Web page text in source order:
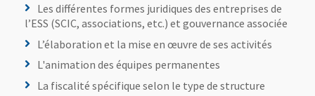
Les différentes formes juridiques des entreprises de
l’ESS (SCIC, associations, etc.) et gouvernance associée
L’élaboration et la mise en œuvre de ses activités
L'animation des équipes permanentes
La fiscalité spécifique selon le type de structure